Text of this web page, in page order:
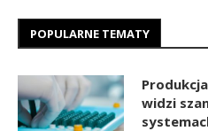
POPULARNE TEMATY
widzi